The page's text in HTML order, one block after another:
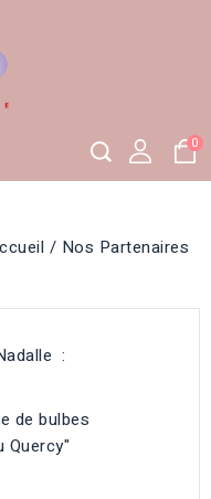
0
Nos Partenaires
:
de bulbes
Quercy"